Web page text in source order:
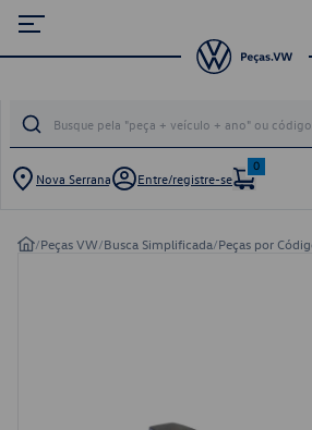
Nova Serrana Entre/registre-se
0
/Peças VW/Busca Simplificada/Peças por